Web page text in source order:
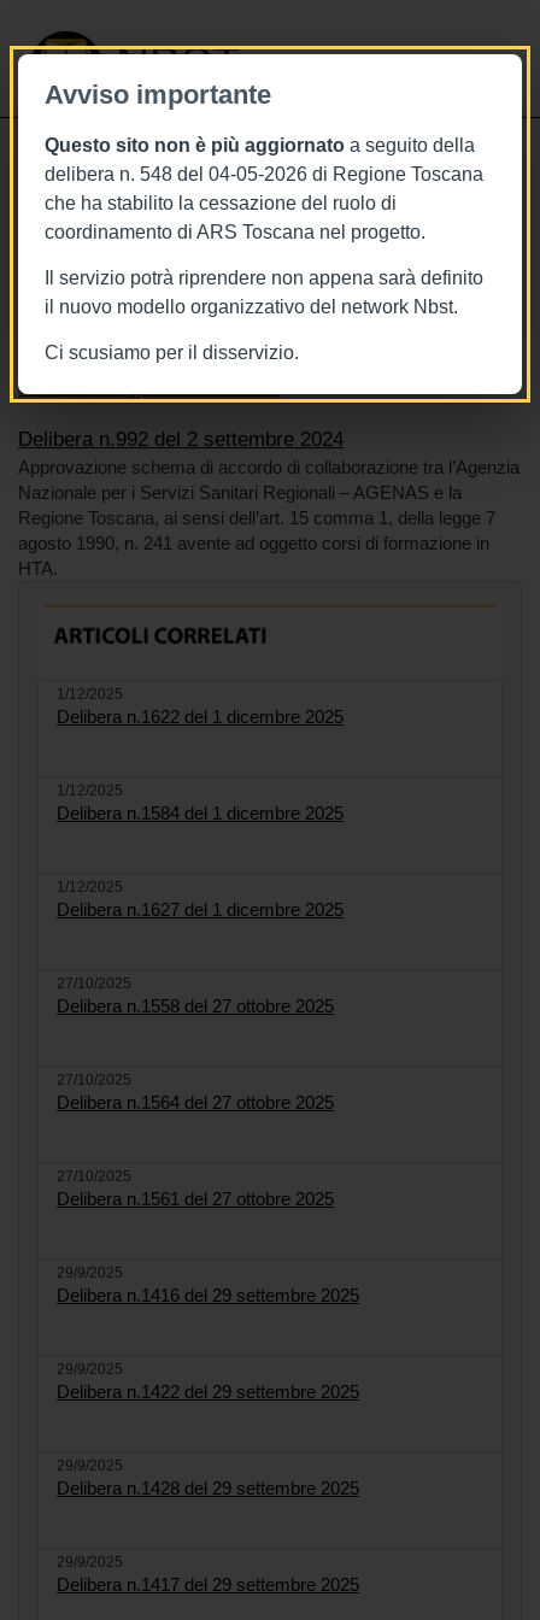
Avviso importante
Questo sito non è più aggiornato a seguito della
delibera n. 548 del 04-05-2026 di Regione Toscana
che ha stabilito la cessazione del ruolo di
coordinamento di ARS Toscana nel progetto.
Il servizio potrà riprendere non appena sarà definito
il nuovo modello organizzativo del network Nbst.
Ci scusiamo per il disservizio.
NBST
Delibera n.992 del 2 settembre 2024
Tags Toscana
BURT Bollettino della regione toscana
Health technology assessment - HTA
Delibera n.992 del 2 settembre 2024
Approvazione schema di accordo di collaborazione tra l’Agenzia
Nazionale per i Servizi Sanitari Regionali – AGENAS e la
Regione Toscana, ai sensi dell’art. 15 comma 1, della legge 7
agosto 1990, n. 241 avente ad oggetto corsi di formazione in
HTA.
1/12/2025
Delibera n.1622 del 1 dicembre 2025
1/12/2025
Delibera n.1584 del 1 dicembre 2025
1/12/2025
Delibera n.1627 del 1 dicembre 2025
27/10/2025
Delibera n.1558 del 27 ottobre 2025
27/10/2025
Delibera n.1564 del 27 ottobre 2025
27/10/2025
Delibera n.1561 del 27 ottobre 2025
29/9/2025
Delibera n.1416 del 29 settembre 2025
29/9/2025
Delibera n.1422 del 29 settembre 2025
29/9/2025
Delibera n.1428 del 29 settembre 2025
29/9/2025
Delibera n.1417 del 29 settembre 2025